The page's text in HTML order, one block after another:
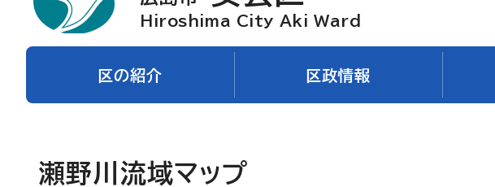
Hiroshima City Aki Ward
区の紹介 区政情報
瀬野川流域マップ